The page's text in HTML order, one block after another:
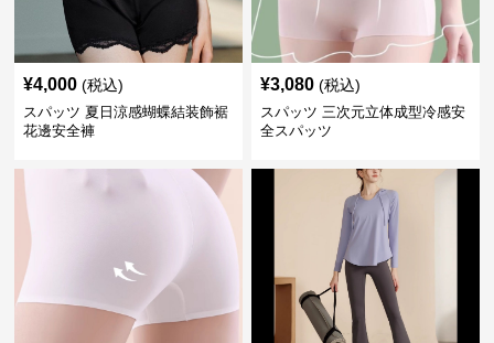
¥4,000 (税込)
スパッツ 夏日涼感蝴蝶結装飾裾
花邊安全褲
¥3,080 (税込)
スパッツ 三次元立体成型冷感安
全スパッツ